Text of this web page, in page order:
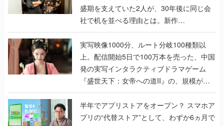
盛期を支えていた2人が、30年後に同じ会
社で机を並べる理由とは。新作
『TATSUJIN EXTREME』で初タッグを組
んだレジェンド2人に訊く開発秘話
実写映像1000分、ルート分岐100種類以
上。配信開始5日で100万本を売った、中国
発の実写インタラクティブドラマゲーム
『盛世天下：女帝への道II』の、規模が違
うこだわりをプロデューサーに聞いた
半年でアプリストアをオープン？ スマホア
プリの“代替ストア”として、わずか6ヵ月で